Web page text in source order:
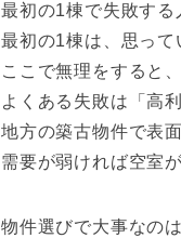
最初の1棟で失敗する
最初の1棟は、思って
ここで無理をすると
よくある失敗は「高
地方の築古物件で表
需要が弱ければ空室
物件選びで大事なのは